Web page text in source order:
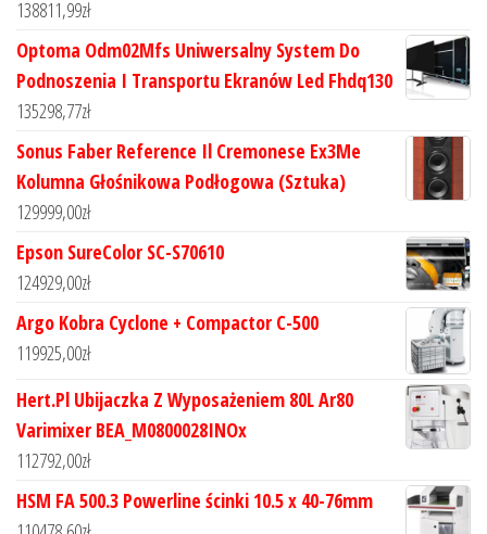
138811,99zł
Optoma Odm02Mfs Uniwersalny System Do
Podnoszenia I Transportu Ekranów Led Fhdq130
135298,77zł
Sonus Faber Reference Il Cremonese Ex3Me
Kolumna Głośnikowa Podłogowa (Sztuka)
129999,00zł
Epson SureColor SC-S70610
124929,00zł
Argo Kobra Cyclone + Compactor C-500
119925,00zł
Hert.Pl Ubijaczka Z Wyposażeniem 80L Ar80
Varimixer BEA_M0800028INOx
112792,00zł
HSM FA 500.3 Powerline ścinki 10.5 x 40-76mm